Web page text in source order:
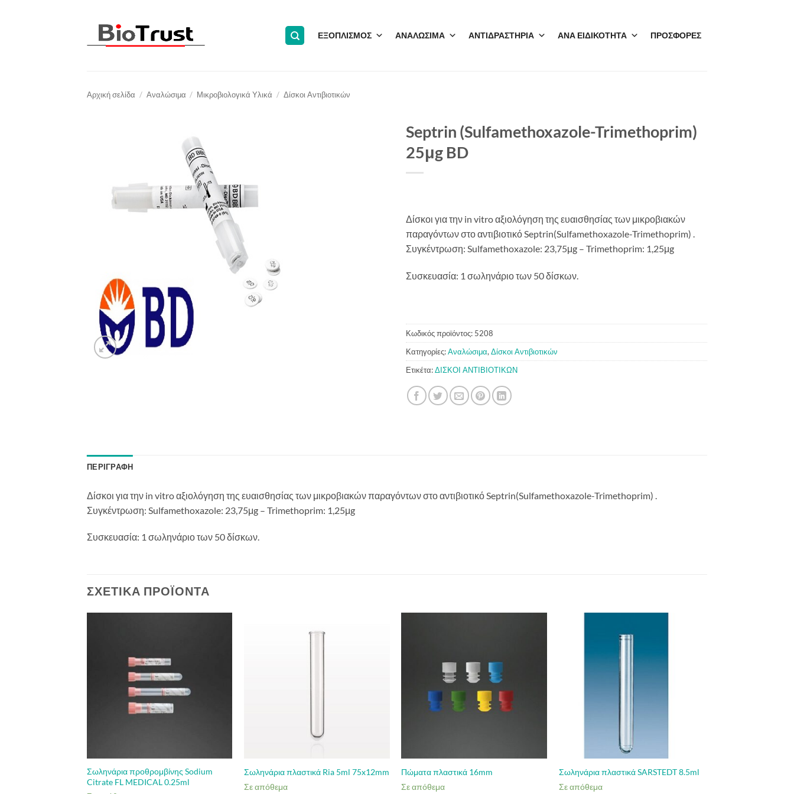
ΕΞΟΠΛΙΣΜΟΣ ΑΝΑΛΩΣΙΜΑ ΑΝΤΙΔΡΑΣΤΗΡΙΑ ΑΝΑ ΕΙΔΙΚΟΤΗΤΑ ΠΡΟΣΦΟΡΕΣ
Αρχική σελίδα / Αναλώσιμα / Μικροβιολογικά Υλικά / Δίσκοι Αντιβιοτικών
Septrin (Sulfamethoxazole-Trimethoprim)
25μg BD
Δίσκοι για την in vitro αξιολόγηση της ευαισθησίας των μικροβιακών
παραγόντων στο αντιβιοτικό Septrin(Sulfamethoxazole-Trimethoprim) .
Συγκέντρωση: Sulfamethoxazole: 23,75μg – Trimethoprim: 1,25μg
Συσκευασία: 1 σωληνάριο των 50 δίσκων.
Κωδικός προϊόντος: 5208
Κατηγορίες:Αναλώσιμα, Δίσκοι Αντιβιοτικών
Ετικέτα:ΔΙΣΚΟΙ ΑΝΤΙΒΙΟΤΙΚΩΝ
ΠΕΡΙΓΡΑΦΉ
Δίσκοι για την in vitro αξιολόγηση της ευαισθησίας των μικροβιακών παραγόντων στο αντιβιοτικό Septrin(Sulfamethoxazole-Trimethoprim) .
Συγκέντρωση: Sulfamethoxazole: 23,75μg – Trimethoprim: 1,25μg
Συσκευασία: 1 σωληνάριο των 50 δίσκων.
ΣΧΕΤΙΚΆ ΠΡΟΪΌΝΤΑ
Σωληνάρια προθρομβίνης Sodium
Citrate FL MEDICAL 0.25ml
Σωληνάρια πλαστικά Ria 5ml 75x12mm
Σε απόθεμα
Πώματα πλαστικά 16mm
Σε απόθεμα
Σωληνάρια πλαστικά SARSTEDT 8.5ml
Σε απόθεμα